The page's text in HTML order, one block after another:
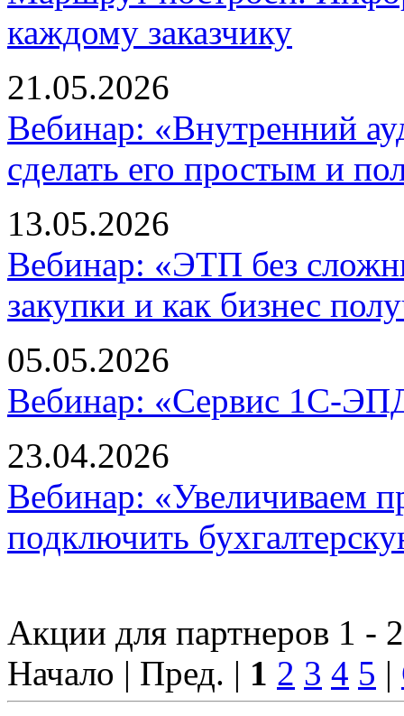
каждому заказчику
21.05.2026
Вебинар: «Внутренний
сделать его простым и
13.05.2026
Вебинар: «ЭТП без
закупки и как бизнес
05.05.2026
Вебинар: «Сервис 1С-
23.04.2026
Вебинар: «Увеличиваем
подключить
Акции для партнеров 1 -
Начало | Пред. | 1 2 3 4 5 |